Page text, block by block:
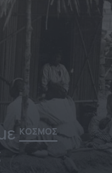
ΚΟΣΜΟΣ